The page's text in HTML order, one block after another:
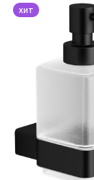
хит